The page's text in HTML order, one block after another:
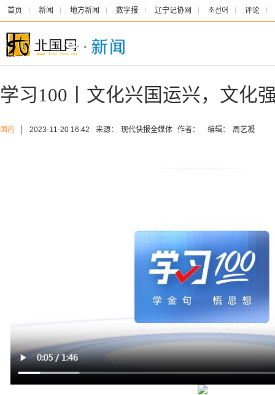
首页 新闻 地方新闻 数字报 辽宁记协网 조선어 评论
学习100丨文化兴国运兴，文化
国内 2023-11-20 16:42 来源： 现代快报全媒体 作者： 编辑： 周艺凝